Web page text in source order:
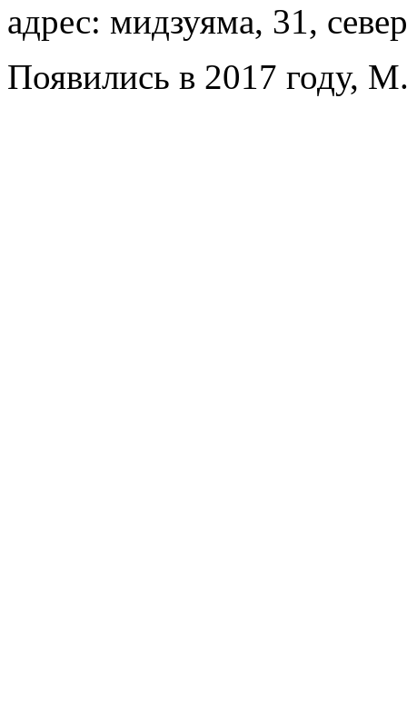
адрес: мидзуяма, 31,
Появились в 2017 году,